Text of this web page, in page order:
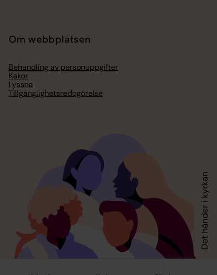
Om webbplatsen
Behandling av personuppgifter
Kakor
Lyssna
Tillgänglighetsredogörelse